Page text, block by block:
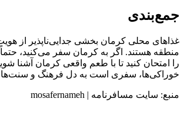
جمع‌بندی
غذاهای محلی کرمان بخشی جدایی‌ناپذیر از
منطقه هستند. اگر به کرمان سفر می‌کنید،
را امتحان کنید تا با طعم واقعی کرمان آشنا
خوراکی‌ها، سفری است به دل فرهنگ و
منبع: سایت مسافرنامه | mosafernameh